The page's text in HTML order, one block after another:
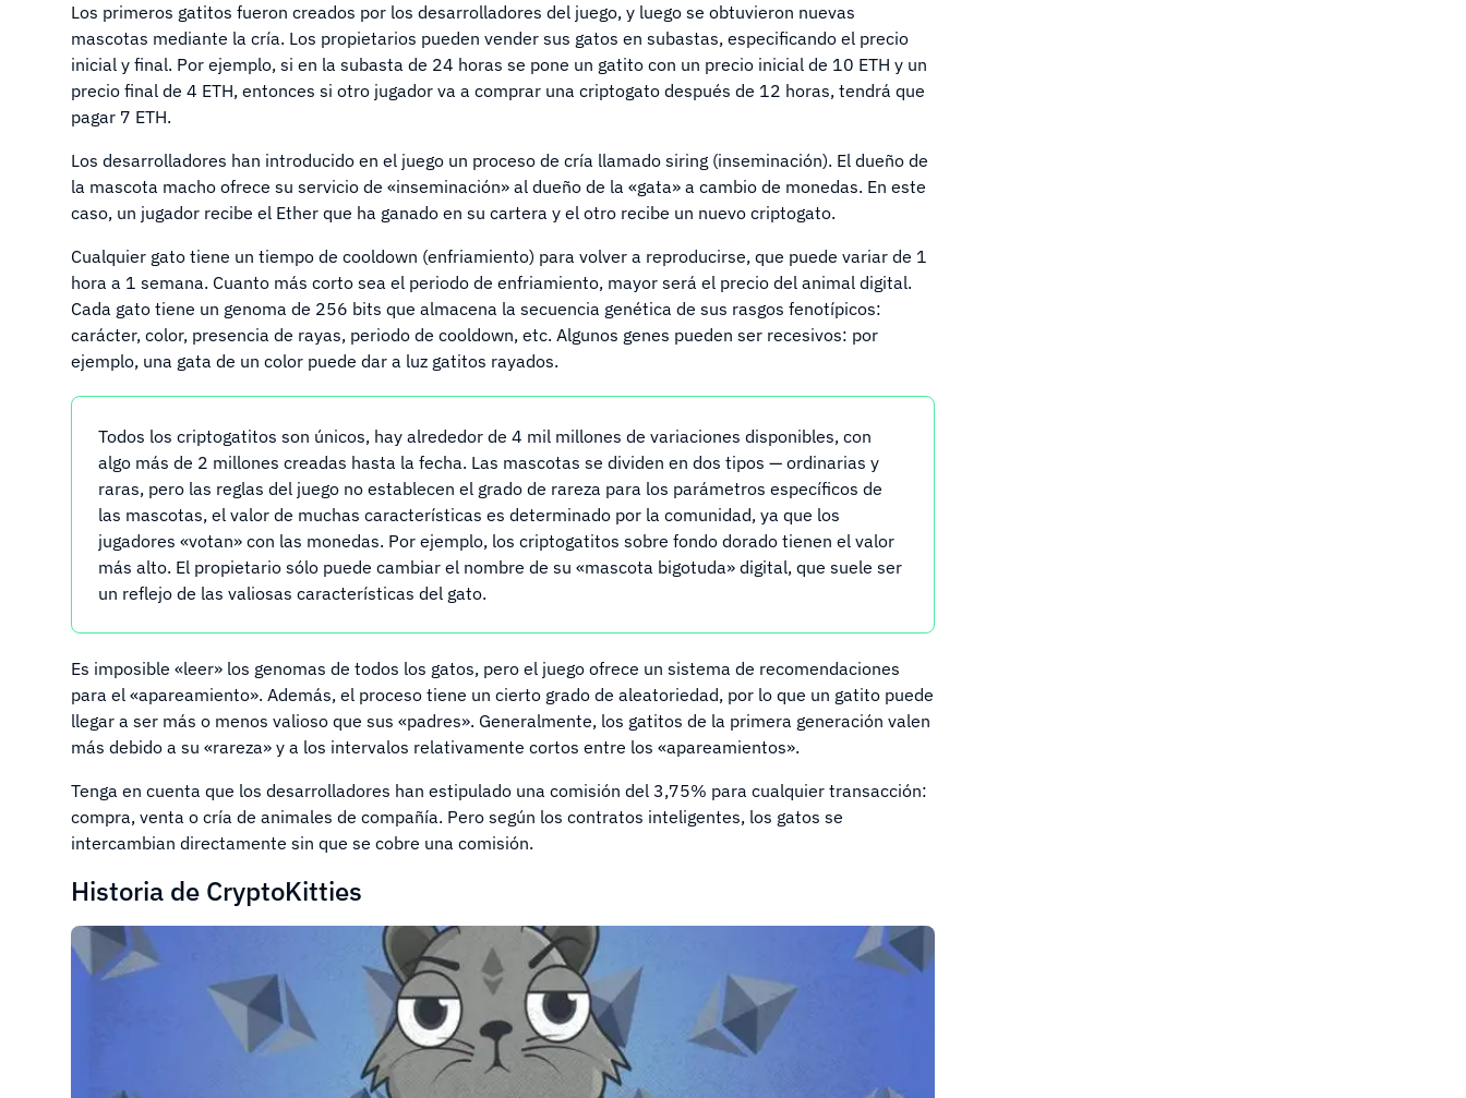
Los primeros gatitos fueron creados por los desarrolladores del juego, y luego se obtuvieron nuevas
mascotas mediante la cría. Los propietarios pueden vender sus gatos en subastas, especificando el precio
inicial y final. Por ejemplo, si en la subasta de 24 horas se pone un gatito con un precio inicial de 10 ETH y un
precio final de 4 ETH, entonces si otro jugador va a comprar una criptogato después de 12 horas, tendrá que
pagar 7 ETH.
Los desarrolladores han introducido en el juego un proceso de cría llamado siring (inseminación). El dueño de
la mascota macho ofrece su servicio de «inseminación» al dueño de la «gata» a cambio de monedas. En este
caso, un jugador recibe el Ether que ha ganado en su cartera y el otro recibe un nuevo criptogato.
Cualquier gato tiene un tiempo de cooldown (enfriamiento) para volver a reproducirse, que puede variar de 1
hora a 1 semana. Cuanto más corto sea el periodo de enfriamiento, mayor será el precio del animal digital.
Cada gato tiene un genoma de 256 bits que almacena la secuencia genética de sus rasgos fenotípicos:
carácter, color, presencia de rayas, periodo de cooldown, etc. Algunos genes pueden ser recesivos: por
ejemplo, una gata de un color puede dar a luz gatitos rayados.
Todos los criptogatitos son únicos, hay alrededor de 4 mil millones de variaciones disponibles, con
algo más de 2 millones creadas hasta la fecha. Las mascotas se dividen en dos tipos — ordinarias y
raras, pero las reglas del juego no establecen el grado de rareza para los parámetros específicos de
las mascotas, el valor de muchas características es determinado por la comunidad, ya que los
jugadores «votan» con las monedas. Por ejemplo, los criptogatitos sobre fondo dorado tienen el valor
más alto. El propietario sólo puede cambiar el nombre de su «mascota bigotuda» digital, que suele ser
un reflejo de las valiosas características del gato.
Es imposible «leer» los genomas de todos los gatos, pero el juego ofrece un sistema de recomendaciones
para el «apareamiento». Además, el proceso tiene un cierto grado de aleatoriedad, por lo que un gatito puede
llegar a ser más o menos valioso que sus «padres». Generalmente, los gatitos de la primera generación valen
más debido a su «rareza» y a los intervalos relativamente cortos entre los «apareamientos».
Tenga en cuenta que los desarrolladores han estipulado una comisión del 3,75% para cualquier transacción:
compra, venta o cría de animales de compañía. Pero según los contratos inteligentes, los gatos se
intercambian directamente sin que se cobre una comisión.
Historia de CryptoKitties